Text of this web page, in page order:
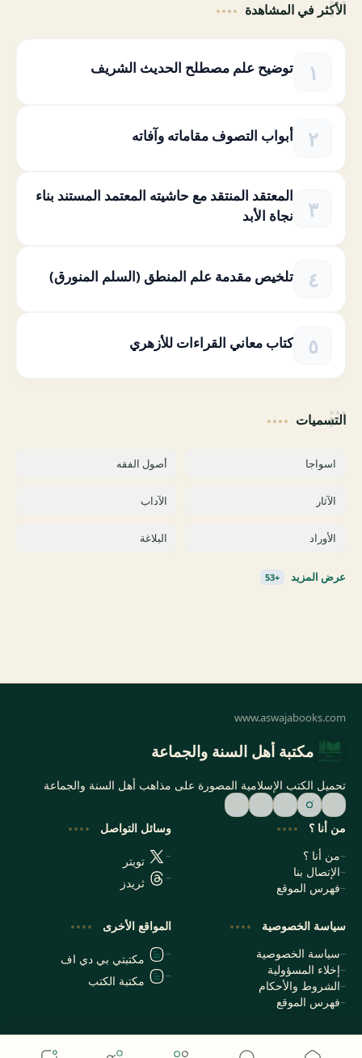
الأكثر في المشاهدة
توضيح علم مصطلح الحديث الشريف
أبواب التصوف مقاماته وآفاته
المعتقد المنتقد مع حاشيته المعتمد المستند بناء
نجاة الأبد
تلخيص مقدمة علم المنطق (السلم المنورق)
كتاب معاني القراءات للأزهري
التسميات
مكتبة أهل السنة والجماعة
تحميل الكتب الإسلامية المصورة على مذاهب أهل السنة والجماعة
من أنا ؟
من أنا ؟
الإتصال بنا
فهرس الموقع
وسائل التواصل
تويتر
ثريدز
سياسة الخصوصية
سياسة الخصوصية
إخلاء المسؤولية
الشروط والأحكام
فهرس الموقع
المواقع الأخرى
مكتبتي بي دي اف
مكتبة الكتب